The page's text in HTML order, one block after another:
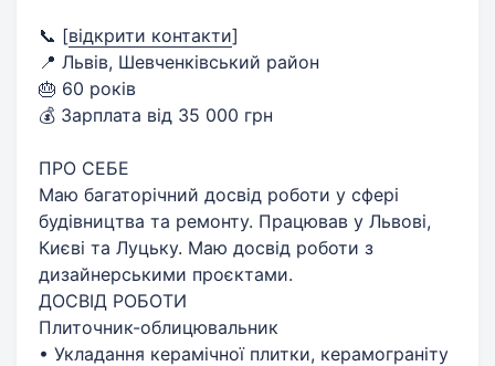
📞 [відкрити контакти]
📍 Львів, Шевченківський район
🎂 60 років
💰 Зарплата від 35 000 грн
ПРО СЕБЕ
Маю багаторічний досвід роботи у сфері
будівництва та ремонту. Працював у Львові,
Києві та Луцьку. Маю досвід роботи з
дизайнерськими проєктами.
ДОСВІД РОБОТИ
Плиточник-облицювальник
• Укладання керамічної плитки, керамограніту